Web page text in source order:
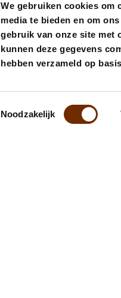
We gebruiken cookies om
media te bieden en om
gebruik van onze site met
kunnen deze gegevens
hebben verzameld op
Toestemmingsselectie
Noodzakelijk